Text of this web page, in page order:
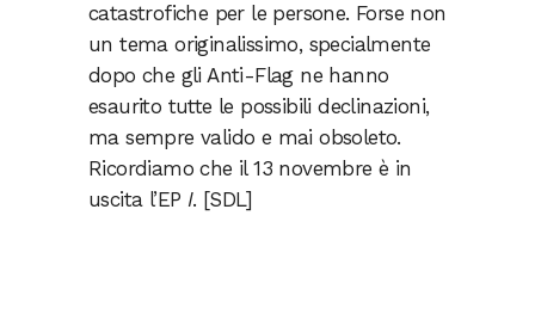
catastrofiche per le persone. Forse non
un tema originalissimo, specialmente
dopo che gli Anti-Flag ne hanno
esaurito tutte le possibili declinazioni,
ma sempre valido e mai obsoleto.
Ricordiamo che il 13 novembre è in
uscita l’EP I. [SDL]